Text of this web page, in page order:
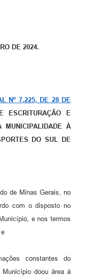
DE 2024.
Nº 7.225, DE 28 DE
ESCRITURAÇÃO E
MUNICIPALIDADE À
DO SUL DE
de Minas Gerais, no
com o disposto no
e nos termos
constantes do
Município doou área à